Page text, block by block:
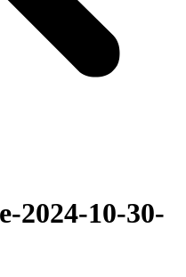
2024-10-30-